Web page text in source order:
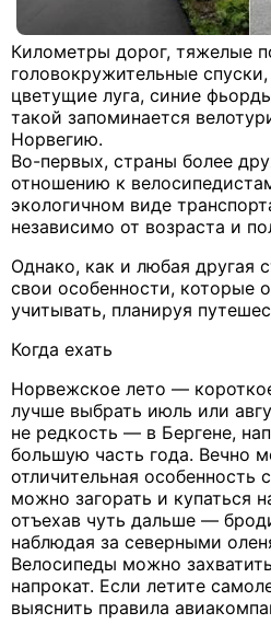
Километры дорог, тяжелые
головокружительные
цветущие луга, синие
такой запоминается
Норвегию.
Во-первых, страны более
отношению к
экологичном виде
независимо от возраста и
Однако, как и любая другая
свои особенности, которые
учитывать, планируя
Когда ехать
Норвежское лето —
лучше выбрать июль или
не редкость — в Бергене,
большую часть года. Вечно
отличительная особенность
можно загорать и купаться
отъехав чуть дальше —
наблюдая за северными
Велосипеды можно
напрокат. Если летите
выяснить правила